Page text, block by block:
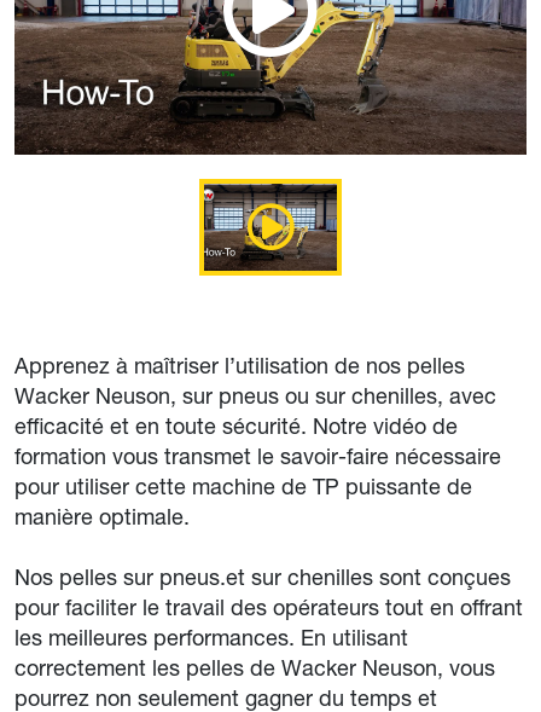
Apprenez à maîtriser l’utilisation de nos pelles
Wacker Neuson, sur pneus ou sur chenilles, avec
efficacité et en toute sécurité. Notre vidéo de
formation vous transmet le savoir-faire nécessaire
pour utiliser cette machine de TP puissante de
manière optimale.
Nos pelles sur pneus.et sur chenilles sont conçues
pour faciliter le travail des opérateurs tout en offrant
les meilleures performances. En utilisant
correctement les pelles de Wacker Neuson, vous
pourrez non seulement gagner du temps et